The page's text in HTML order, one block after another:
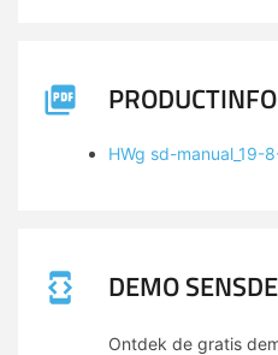
PRODUCTINFO
HWg sd-manual_19-
DEMO
Ontdek de gratis